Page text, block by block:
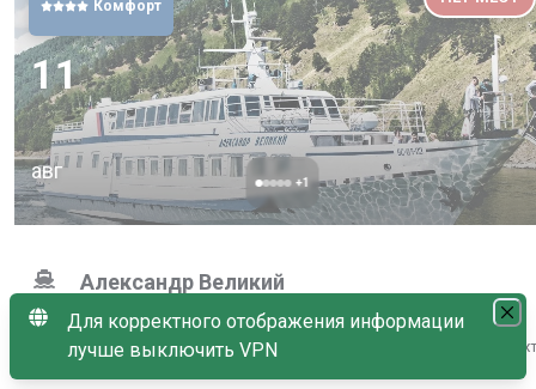
Нет в продаже
+1
Комфорт
11
авг
Александр Великий
Иркутск (Листвянка) → остров Огой → остров Ольхон →
Для корректного отображения информации
лучше выключить VPN